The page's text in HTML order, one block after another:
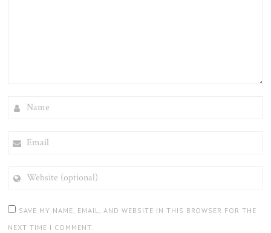
(OPTIONAL)
SAVE MY NAME, EMAIL, AND WEBSITE IN THIS BROWSER FOR THE
NEXT TIME I COMMENT.